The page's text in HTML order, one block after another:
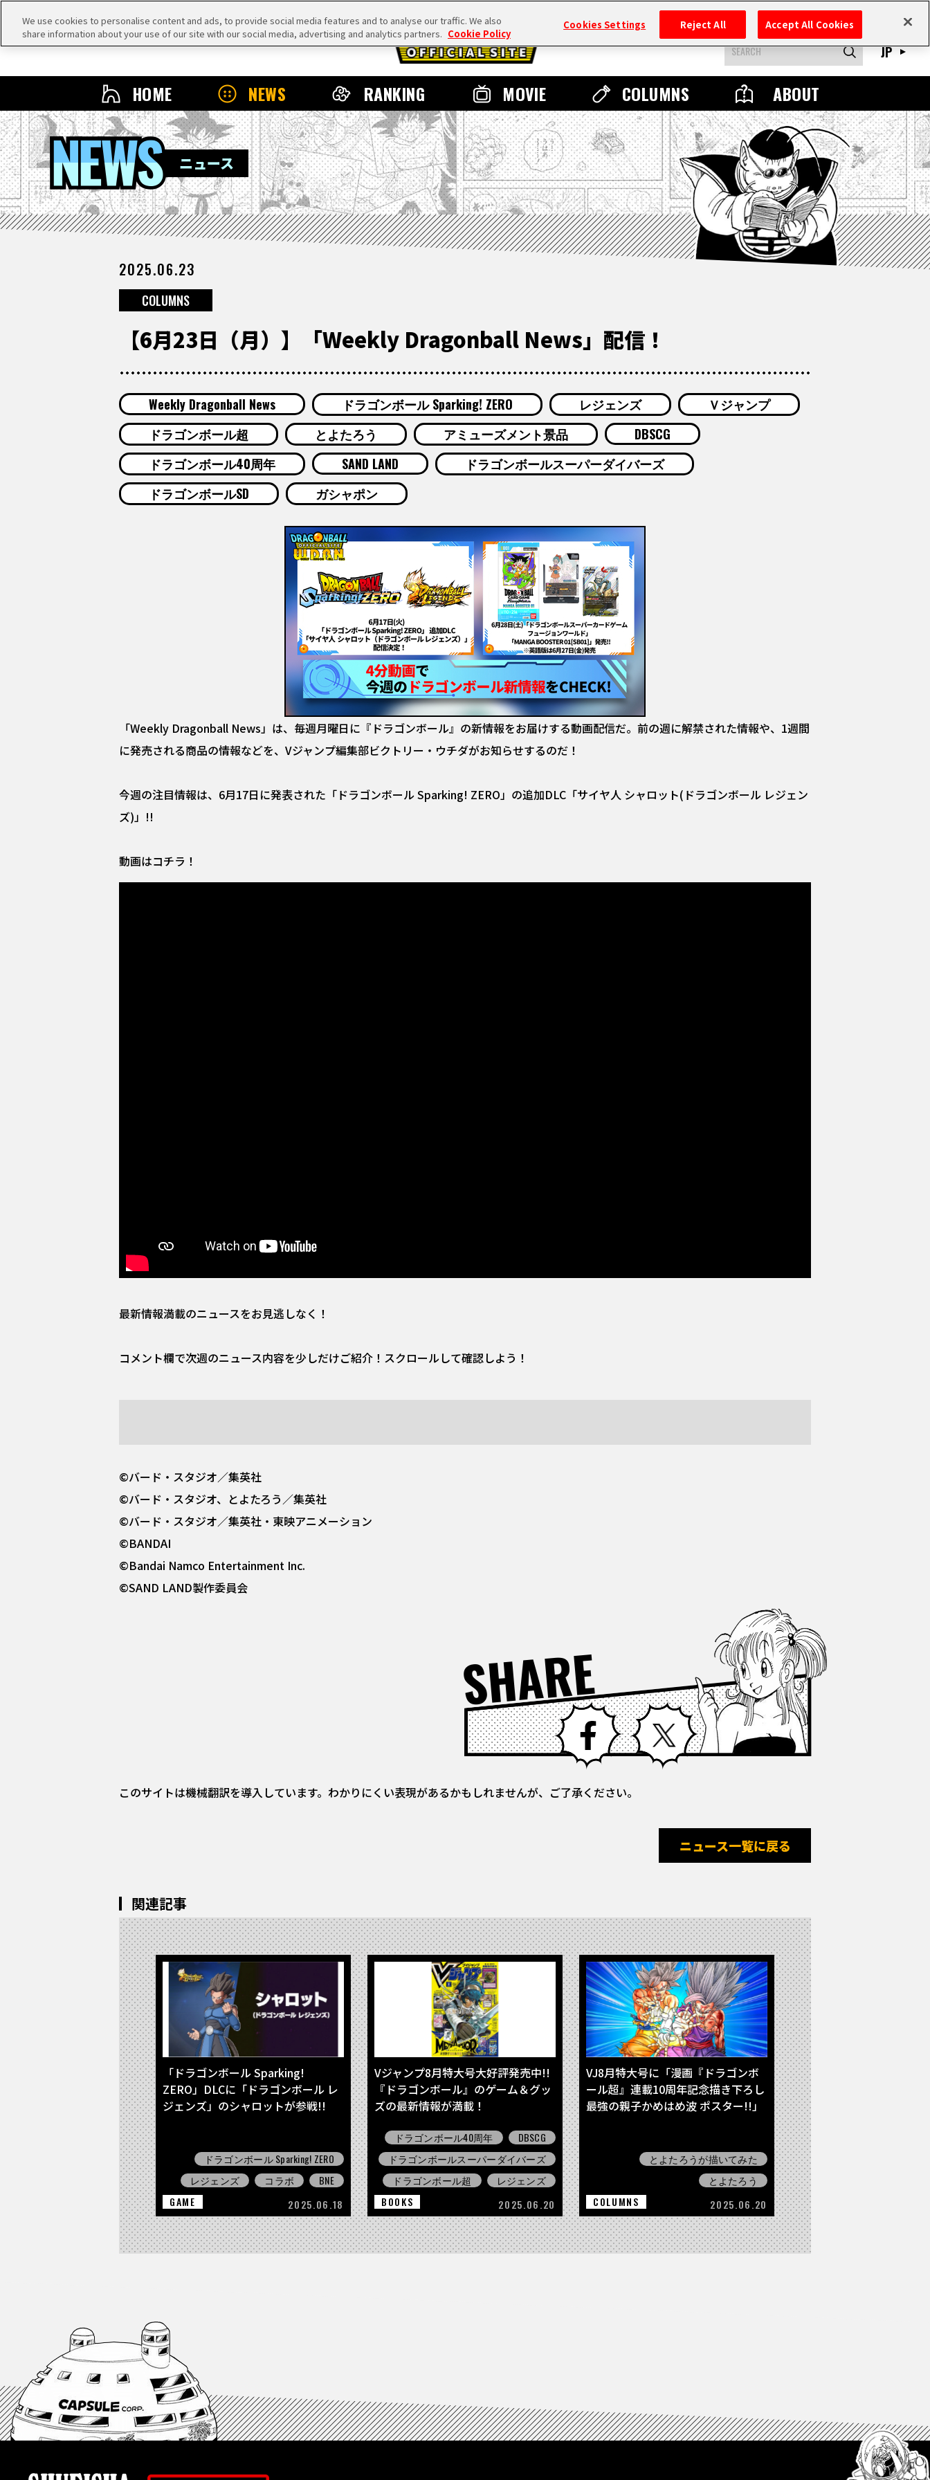
HOME NEWS RANKING MOVIE COLUMNS ABOUT
JP
NEWS
ニュース
2025.06.23
COLUMNS
【6月23日（月）】「Weekly Dragonball News」配信！
Weekly Dragonball News ドラゴンボール Sparking! ZERO レジェンズ
Ｖジャンプ
ドラゴンボール超
とよたろう アミューズメント景品
DBSCG
ドラゴンボール40周年
SAND LAND
ドラゴンボールスーパーダイバーズ
ドラゴンボールSD
ガシャポン
「Weekly Dragonball News」は、毎週月曜日に『ドラゴンボール』の新情報をお届けする動画配信だ。前の週に解禁された情報や、1週間
に発売される商品の情報などを、Vジャンプ編集部ビクトリー・ウチダがお知らせするのだ！
今週の注目情報は、6月17日に発表された「ドラゴンボール Sparking! ZERO」の追加DLC「サイヤ人 シャロット(ドラゴンボール レジェン
ズ)」!!
動画はコチラ！
最新情報満載のニュースをお見逃しなく！
コメント欄で次週のニュース内容を少しだけご紹介！スクロールして確認しよう！
©バード・スタジオ／集英社
©バード・スタジオ、とよたろう／集英社
©バード・スタジオ／集英社・東映アニメーション
©BANDAI
©Bandai Namco Entertainment Inc.
©SAND LAND製作委員会
SHARE Facebook X
このサイトは機械翻訳を導入しています。わかりにくい表現があるかもしれませんが、ご了承ください。
ニュース一覧に戻る
関連記事
「ドラゴンボール Sparking!
ZERO」DLCに「ドラゴンボール レ
ジェンズ」のシャロットが参戦!!
ドラゴンボール Sparking! ZERO
レジェンズ
コラボ
BNE
GAME
2025.06.18
Vジャンプ8月特大号大好評発売中!!
『ドラゴンボール』のゲーム＆グッ
ズの最新情報が満載！
ドラゴンボール40周年
DBSCG
ドラゴンボールスーパーダイバーズ
ドラゴンボール超
レジェンズ
BOOKS
2025.06.20
VJ8月特大号に「漫画『ドラゴンボ
ール超』連載10周年記念描き下ろし
最強の親子かめはめ波 ポスター!!」
とよたろうが描いてみた
とよたろう
COLUMNS
2025.06.20
We use cookies to personalise content and ads, to provide social media features and to analyse our traffic. We also
share information about your use of our site with our social media, advertising and analytics partners. Cookie Policy
Cookies Settings Reject All Accept All Cookies